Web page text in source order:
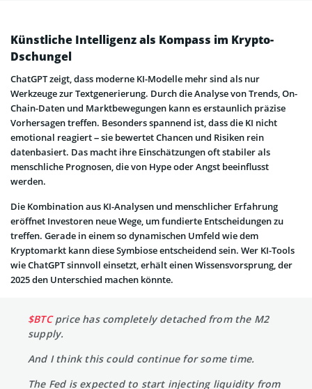
Künstliche Intelligenz als Kompass im Krypto-
Dschungel
ChatGPT zeigt, dass moderne KI-Modelle mehr sind als nur
Werkzeuge zur Textgenerierung. Durch die Analyse von Trends, On-
Chain-Daten und Marktbewegungen kann es erstaunlich präzise
Vorhersagen treffen. Besonders spannend ist, dass die KI nicht
emotional reagiert – sie bewertet Chancen und Risiken rein
datenbasiert. Das macht ihre Einschätzungen oft stabiler als
menschliche Prognosen, die von Hype oder Angst beeinflusst
werden.
Die Kombination aus KI-Analysen und menschlicher Erfahrung
eröffnet Investoren neue Wege, um fundierte Entscheidungen zu
treffen. Gerade in einem so dynamischen Umfeld wie dem
Kryptomarkt kann diese Symbiose entscheidend sein. Wer KI-Tools
wie ChatGPT sinnvoll einsetzt, erhält einen Wissensvorsprung, der
2025 den Unterschied machen könnte.
$BTCprice has completely detached from the M2
supply.
And I think this could continue for some time.
The Fed is expected to start injecting liquidity from